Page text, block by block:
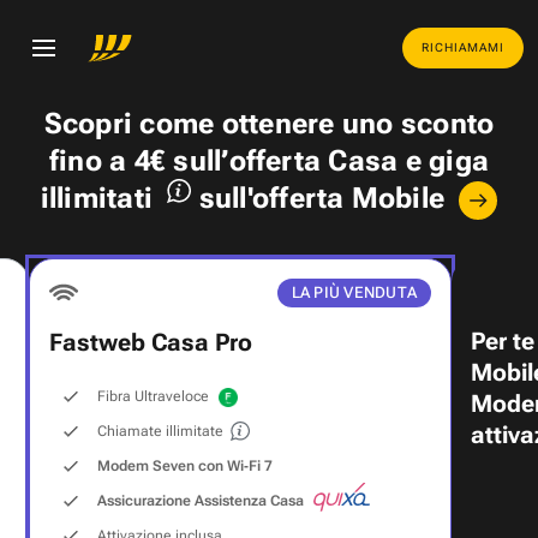
RICHIAMAMI
Scopri come ottenere uno sconto
fino a 4€ sull’offerta Casa egiga
illimitati
sull'offerta Mobile
LA PIÙ VENDUTA
Fastweb Casa Pro
Fibra Ultraveloce
Chiamate illimitate
Modem Seven con Wi‑Fi 7
Assicurazione Assistenza Casa
Per